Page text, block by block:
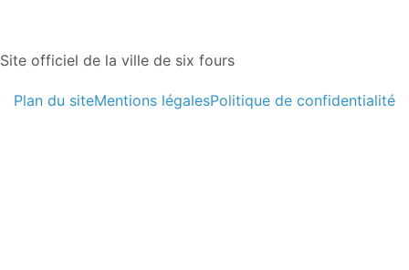
Site officiel de la ville de six fours
Plan du siteMentions légalesPolitique de confidentialité